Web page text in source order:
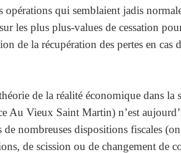
opérations qui semblaient jadis
les plus plus-values de cessation
de la récupération des pertes en cas
de la réalité économique dans la
Au Vieux Saint Martin) n’est
de nombreuses dispositions fiscales
de scission ou de changement de